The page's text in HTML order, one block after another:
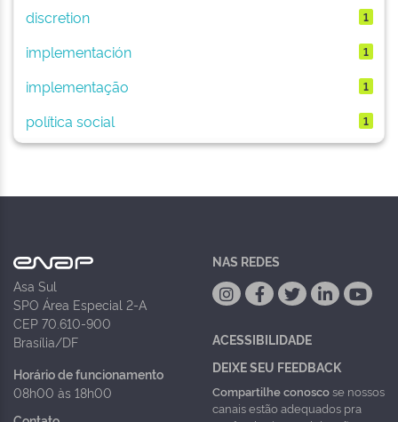
discretion
1
implementación 1
implementação 1
política social 1
Asa Sul
SPO Área Especial 2-A
CEP 70.610-900
Brasília/DF
Horário de funcionamento
08h00 às 18h00
NAS REDES
ACESSIBILIDADE
DEIXE SEU FEEDBACK
Compartilhe conoscose nossos
canais estão adequados pra